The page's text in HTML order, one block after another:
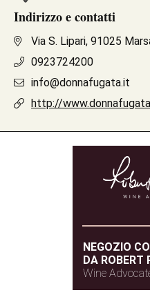
Indirizzo e contatti
Via S. Lipari, 91025
0923724200
info@donnafugata.it
http://
NEGOZIO
DA ROBERT
Wine